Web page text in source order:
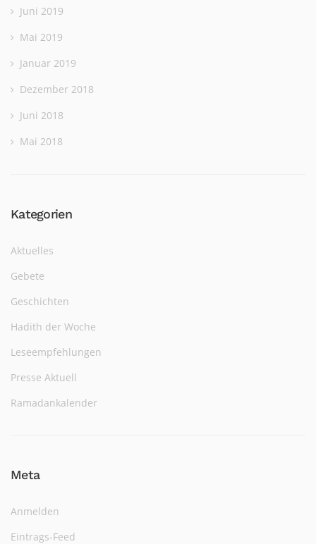
Juni 2019
Mai 2019
Januar 2019
Dezember 2018
Juni 2018
Mai 2018
Kategorien
Aktuelles
Gebete
Geschichten
Hadith der Woche
Leseempfehlungen
Presse Aktuell
Ramadankalender
Meta
Anmelden
Eintrags-Feed